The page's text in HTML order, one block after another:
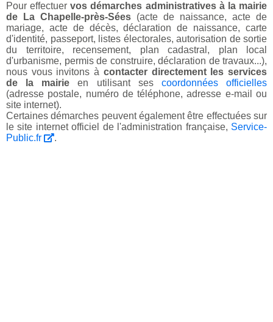
Pour effectuervos démarches administratives à la mairie
de La Chapelle-près-Sées (acte de naissance, acte de
mariage, acte de décès, déclaration de naissance, carte
d'identité, passeport, listes électorales, autorisation de sortie
du territoire, recensement, plan cadastral, plan local
d'urbanisme, permis de construire, déclaration de travaux...),
nous vous invitons à contacter directement les services
de la mairie en utilisant ses coordonnées officielles
(adresse postale, numéro de téléphone, adresse e-mail ou
site internet).
Certaines démarches peuvent également être effectuées sur
le site internet officiel de l'administration française, Service-
Public.fr
.